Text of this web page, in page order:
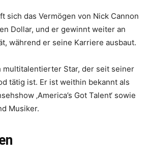
sich das Vermögen von Nick Cannon
Dollar, und er gewinnt weiter an
während er seine Karriere ausbaut.
multitalentierter Star, der seit seiner
tätig ist. Er ist weithin bekannt als
‚America’s Got Talent‘ sowie
Musiker.